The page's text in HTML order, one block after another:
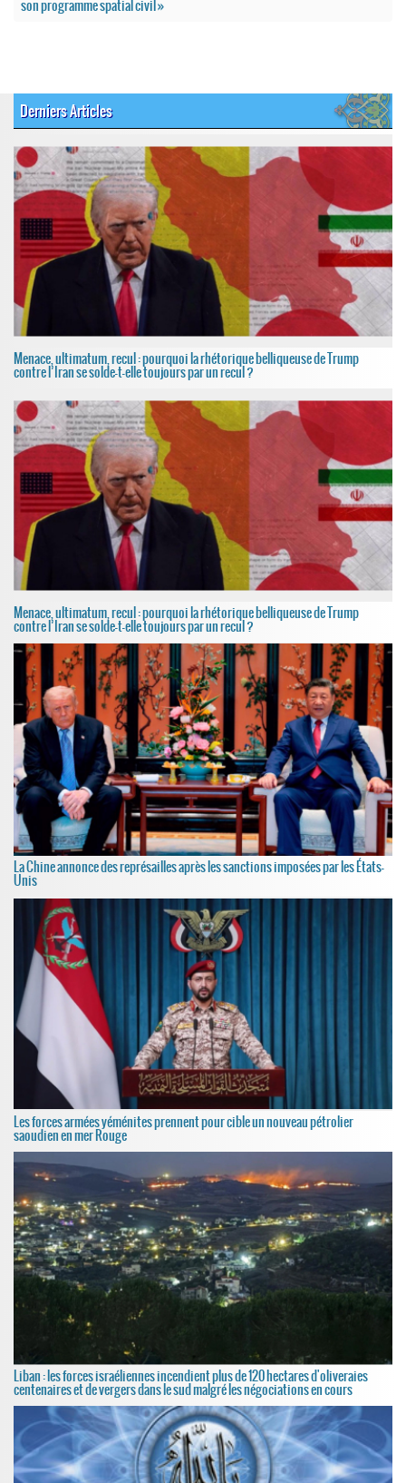
son programme spatial civil »
Derniers Articles
Menace, ultimatum, recul : pourquoi la rhétorique belliqueuse de Trump
contre l’Iran se solde-t-elle toujours par un recul ?
Menace, ultimatum, recul : pourquoi la rhétorique belliqueuse de Trump
contre l’Iran se solde-t-elle toujours par un recul ?
La Chine annonce des représailles après les sanctions imposées par les États-
Unis
Les forces armées yéménites prennent pour cible un nouveau pétrolier
saoudien en mer Rouge
Liban : les forces israéliennes incendient plus de 120 hectares d'oliveraies
centenaires et de vergers dans le sud malgré les négociations en cours